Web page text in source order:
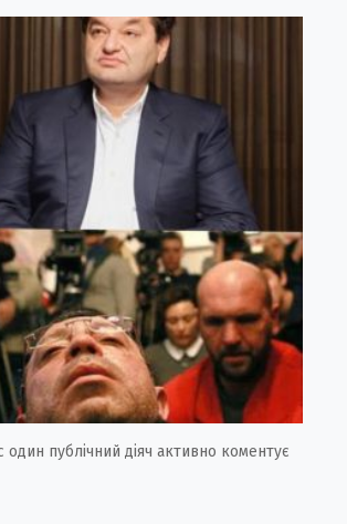
один публічний діяч активно коментує